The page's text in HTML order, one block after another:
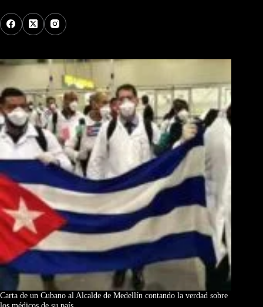
Carta de un Cubano al Alcalde de Medellín contando la verdad sobre